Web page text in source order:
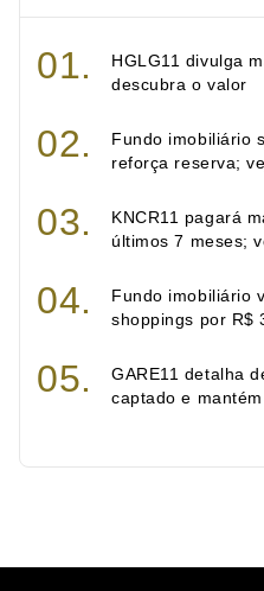
HGLG11 divulga
descubra o valor
Fundo imobiliário
reforça reserva;
KNCR11 pagará
últimos 7 meses;
Fundo imobiliário
shoppings por R$
GARE11 detalha
captado e